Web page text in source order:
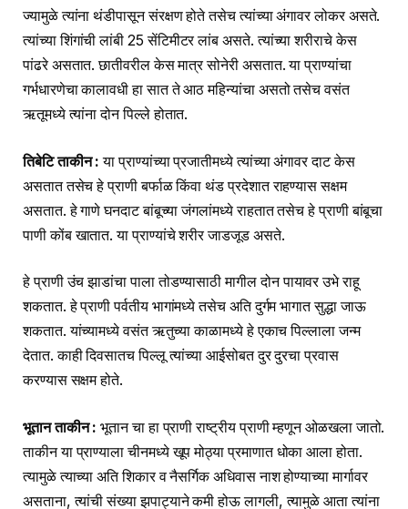
ज्यामुळे त्यांना थंडीपासून संरक्षण होते तसेच त्यांच्या अंगावर लोकर असते.
त्यांच्या शिंगांची लांबी 25 सेंटिमीटर लांब असते. त्यांच्या शरीराचे केस
पांढरे असतात. छातीवरील केस मात्र सोनेरी असतात. या प्राण्यांचा
गर्भधारणेचा कालावधी हा सात ते आठ महिन्यांचा असतो तसेच वसंत
ऋतूमध्ये त्यांना दोन पिल्ले होतात.
तिबेटि ताकीन :या प्राण्यांच्या प्रजातीमध्ये त्यांच्या अंगावर दाट केस
असतात तसेच हे प्राणी बर्फाळ किंवा थंड प्रदेशात राहण्यास सक्षम
असतात. हे गाणे घनदाट बांबूच्या जंगलांमध्ये राहतात तसेच हे प्राणी बांबूचा
पाणी कोंब खातात. या प्राण्यांचे शरीर जाडजूड असते.
हे प्राणी उंच झाडांचा पाला तोडण्यासाठी मागील दोन पायावर उभे राहू
शकतात. हे प्राणी पर्वतीय भागांमध्ये तसेच अति दुर्गम भागात सुद्धा जाऊ
शकतात. यांच्यामध्ये वसंत ऋतुच्या काळामध्ये हे एकाच पिल्लाला जन्म
देतात. काही दिवसातच पिल्लू त्यांच्या आईसोबत दुर दुरचा प्रवास
करण्यास सक्षम होते.
भूतान ताकीन :भूतान चा हा प्राणी राष्ट्रीय प्राणी म्हणून ओळखला जातो.
ताकीन या प्राण्याला चीनमध्ये खूप मोठ्या प्रमाणात धोका आला होता.
त्यामुळे त्याच्या अति शिकार व नैसर्गिक अधिवास नाश होण्याच्या मार्गावर
असताना, त्यांची संख्या झपाट्याने कमी होऊ लागली, त्यामुळे आता त्यांना